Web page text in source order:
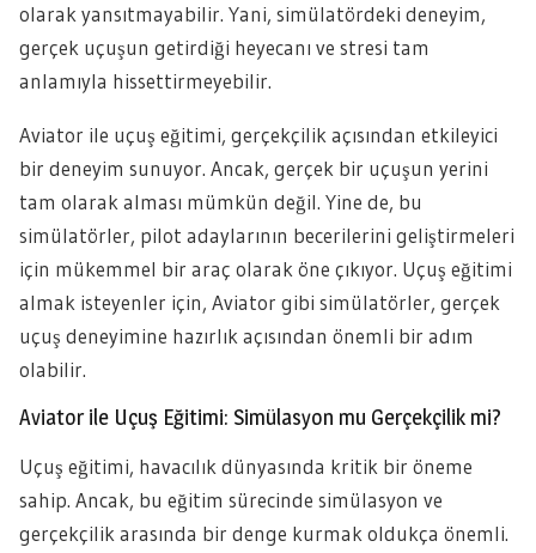
olarak yansıtmayabilir. Yani, simülatördeki deneyim,
gerçek uçuşun getirdiği heyecanı ve stresi tam
anlamıyla hissettirmeyebilir.
Aviator ile uçuş eğitimi, gerçekçilik açısından etkileyici
bir deneyim sunuyor. Ancak, gerçek bir uçuşun yerini
tam olarak alması mümkün değil. Yine de, bu
simülatörler, pilot adaylarının becerilerini geliştirmeleri
için mükemmel bir araç olarak öne çıkıyor. Uçuş eğitimi
almak isteyenler için, Aviator gibi simülatörler, gerçek
uçuş deneyimine hazırlık açısından önemli bir adım
olabilir.
Aviator ile Uçuş Eğitimi: Simülasyon mu Gerçekçilik mi?
Uçuş eğitimi, havacılık dünyasında kritik bir öneme
sahip. Ancak, bu eğitim sürecinde simülasyon ve
gerçekçilik arasında bir denge kurmak oldukça önemli.